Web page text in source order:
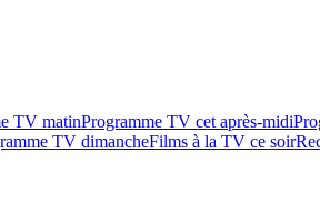
TV matinProgramme TV cet après-midi
TV dimancheFilms à la TV ce soir